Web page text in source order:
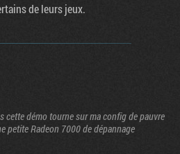
de leurs jeux.
cette démo tourne sur ma config de pauvre
petite Radeon 7000 de dépannage